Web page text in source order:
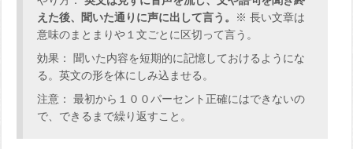
えた後、聞いた通りに声に出して言う。
※ 長い文章は
意味のまとまりや１文ごとに区切って言う。
効果： 聞いた内容を短期的に記憶しておけるようにな
る。英文の形を体にしみ込ませる。
注意： 最初から１００パーセント正確にはできないの
で、できるまで繰り返すこと。